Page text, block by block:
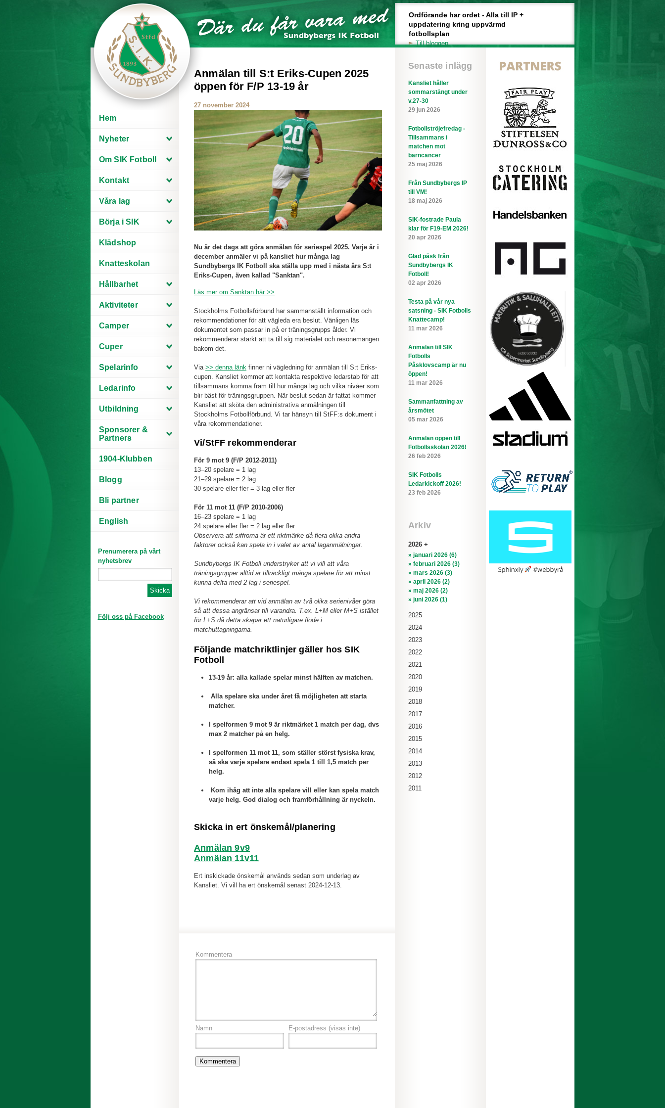
Ordförande har ordet - Alla till IP +
uppdatering kring uppvärmd
fotbollsplan
Till bloggen
Hem
Nyheter
Om SIK Fotboll
Kontakt
Våra lag
Börja i SIK
Klädshop
Knatteskolan
Hållbarhet
Aktiviteter
Camper
Cuper
Spelarinfo
Ledarinfo
Utbildning
Sponsorer &
Partners
1904-Klubben
Blogg
Bli partner
English
Prenumerera på vårt
nyhetsbrev
Följ oss på Facebook
Anmälan till S:t Eriks-Cupen 2025
öppen för F/P 13-19 år
27 november 2024
Nu är det dags att göra anmälan för seriespel 2025. Varje år i
december anmäler vi på kansliet hur många lag
Sundbybergs IK Fotboll ska ställa upp med i nästa års S:t
Eriks-Cupen, även kallad "Sanktan".
Läs mer om Sanktan här >>
Stockholms Fotbollsförbund har sammanställt information och
rekommendationer för att vägleda era beslut. Vänligen läs
dokumentet som passar in på er träningsgrupps ålder. Vi
rekommenderar starkt att ta till sig materialet och resonemangen
bakom det.
Via >> denna länk finner ni vägledning för anmälan till S:t Eriks-
cupen. Kansliet kommer att kontakta respektive ledarstab för att
tillsammans komma fram till hur många lag och vilka nivåer som
blir bäst för träningsgruppen. När beslut sedan är fattat kommer
Kansliet att sköta den administrativa anmälningen till
Stockholms Fotbollförbund. Vi tar hänsyn till StFF:s dokument i
våra rekommendationer.
Vi/StFF rekommenderar
För 9 mot 9 (F/P 2012-2011)
13–20 spelare = 1 lag
21–29 spelare = 2 lag
30 spelare eller fler = 3 lag eller fler
För 11 mot 11 (F/P 2010-2006)
16–23 spelare = 1 lag
24 spelare eller fler = 2 lag eller fler
Observera att siffrorna är ett riktmärke då flera olika andra
faktorer också kan spela in i valet av antal laganmälningar.
Sundbybergs IK Fotboll understryker att vi vill att våra
träningsgrupper alltid är tillräckligt många spelare för att minst
kunna delta med 2 lag i seriespel.
Vi rekommenderar att vid anmälan av två olika serienivåer göra
så att dessa angränsar till varandra. T.ex. L+M eller M+S istället
för L+S då detta skapar ett naturligare flöde i
matchuttagningarna.
Följande matchriktlinjer gäller hos SIK
Fotboll
13-19 år: alla kallade spelar minst hälften av matchen.
Alla spelare ska under året få möjligheten att starta
matcher.
I spelformen 9 mot 9 är riktmärket 1 match per dag, dvs
max 2 matcher på en helg.
I spelformen 11 mot 11, som ställer störst fysiska krav,
så ska varje spelare endast spela 1 till 1,5 match per
helg.
Kom ihåg att inte alla spelare vill eller kan spela match
varje helg. God dialog och framförhållning är nyckeln.
Skicka in ert önskemål/planering
Anmälan 9v9
Anmälan 11v11
Ert inskickade önskemål används sedan som underlag av
Kansliet. Vi vill ha ert önskemål senast 2024-12-13.
Kommentera
Namn E-postadress (visas inte)
Senaste inlägg
Kansliet håller
sommarstängt under
v.27-30
29 jun 2026
Fotbollströjefredag -
Tillsammans i
matchen mot
barncancer
25 maj 2026
Från Sundbybergs IP
till VM!
18 maj 2026
SIK-fostrade Paula
klar för F19-EM 2026!
20 apr 2026
Glad påsk från
Sundbybergs IK
Fotboll!
02 apr 2026
Testa på vår nya
satsning - SIK Fotbolls
Knattecamp!
11 mar 2026
Anmälan till SIK
Fotbolls
Påsklovscamp är nu
öppen!
11 mar 2026
Sammanfattning av
årsmötet
05 mar 2026
Anmälan öppen till
Fotbollsskolan 2026!
26 feb 2026
SIK Fotbolls
Ledarkickoff 2026!
23 feb 2026
Arkiv
2026
» januari 2026 (6)
» februari 2026 (3)
» mars 2026 (3)
» april 2026 (2)
» maj 2026 (2)
» juni 2026 (1)
2025
2024
2023
2022
2021
2020
2019
2018
2017
2016
2015
2014
2013
2012
2011